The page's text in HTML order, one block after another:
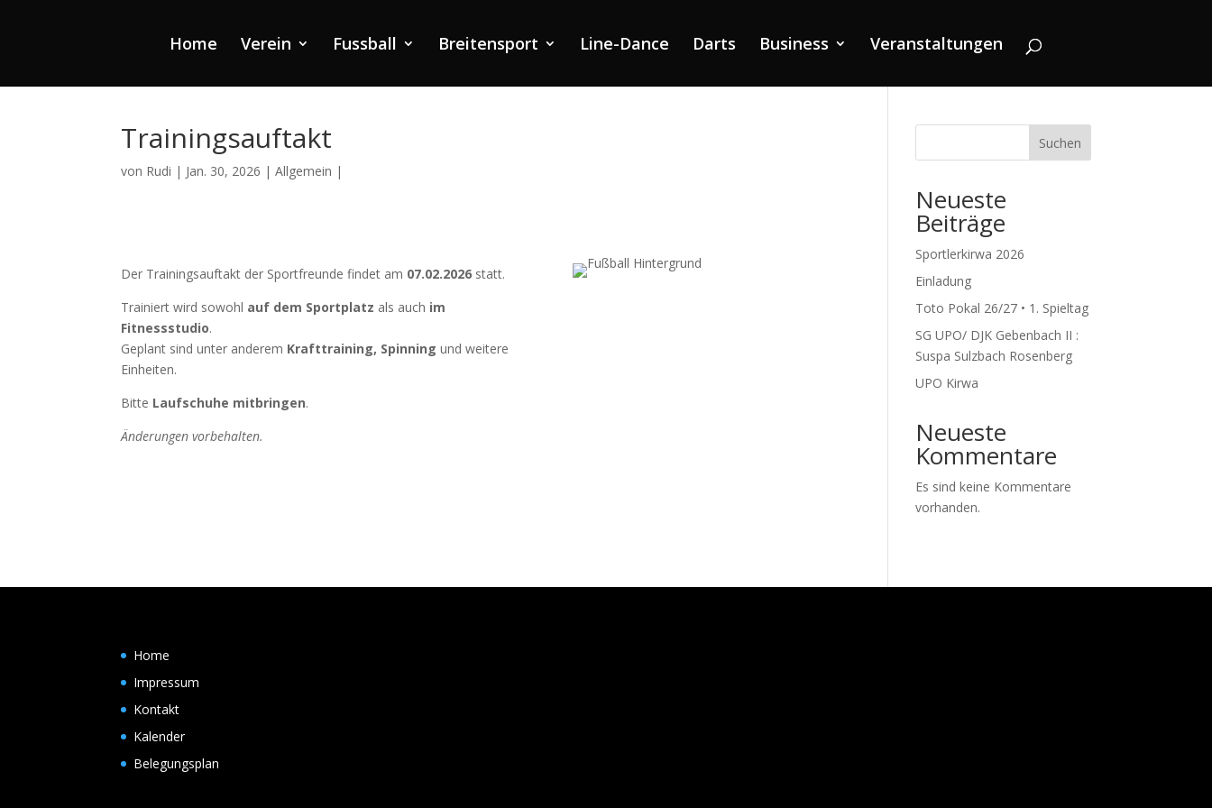
Home Verein Fussball Breitensport Line-Dance Darts Business Veranstaltungen
Trainingsauftakt
von Rudi | Jan. 30, 2026 |Allgemein |
Der Trainingsauftakt der Sportfreunde findet am 07.02.2026 statt.
Trainiert wird sowohl auf dem Sportplatz als auch im
Fitnessstudio.
Geplant sind unter anderem Krafttraining, Spinning und weitere
Einheiten.
Bitte Laufschuhe mitbringen.
Änderungen vorbehalten.
Suchen
Neueste
Beiträge
Sportlerkirwa 2026
Einladung
Toto Pokal 26/27 • 1. Spieltag
SG UPO/ DJK Gebenbach II :
Suspa Sulzbach Rosenberg
UPO Kirwa
Neueste
Kommentare
Es sind keine Kommentare
vorhanden.
Home
Impressum
Kontakt
Kalender
Belegungsplan